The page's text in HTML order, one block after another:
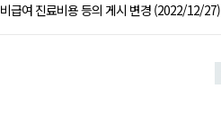
비급여 진료비용 등의 게시 변경 (2022/12/27)